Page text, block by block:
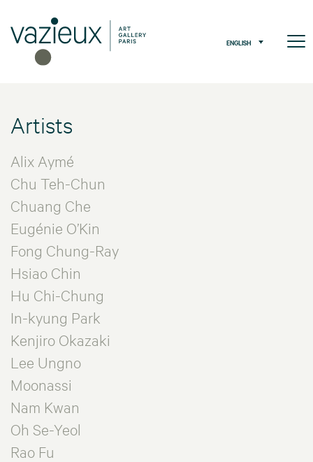
ENGLISH
Artists
Alix Aymé
Chu Teh-Chun
Chuang Che
Eugénie O’Kin
Fong Chung-Ray
Hsiao Chin
Hu Chi-Chung
In-kyung Park
Kenjiro Okazaki
Lee Ungno
Moonassi
Nam Kwan
Oh Se-Yeol
Rao Fu